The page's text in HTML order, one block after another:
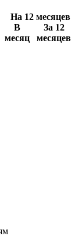
На 12 месяцев
В
месяц
За 12
месяцев